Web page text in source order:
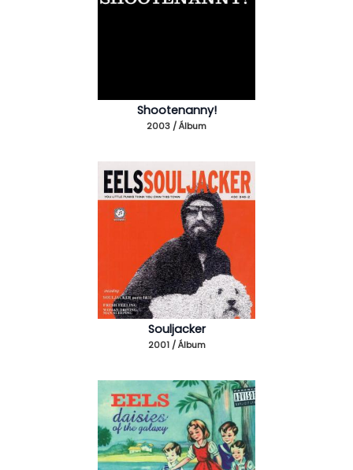
Shootenanny!
2003 / Álbum
Souljacker
2001 / Álbum